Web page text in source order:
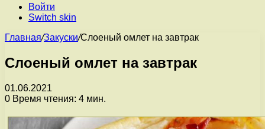
Войти
Switch skin
Главная/Закуски/Слоеный омлет на завтрак
Слоеный омлет на завтрак
01.06.2021
0 Время чтения: 4 мин.